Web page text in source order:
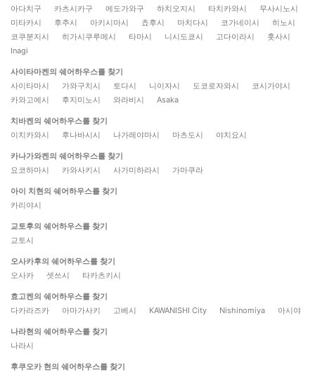
아다치구
카츠시카구 에도가와구 하치오지시 타치카와시
무사시노시
미타카시
후추시 아키시마시 쵸후시 마치다시 코가네이시
히노시
코쿠분지시
히가시쿠루메시 타마시 니시도쿄시 고다이라시
훗사시
Inagi
사이타마켄의 쉐어하우스를 찾기
사이타마시
가와구치시 토다시 니이자시 도코로자와시
코시가야시
카와고에시
후지미노시 와라비시 Asaka
치바켄의 쉐어하우스를 찾기
이치카와시
후나바시시 나가레야마시 마츠도시 야치요시
카나가와켄의 쉐어하우스를 찾기
요코하마시
카와사키시 사가미하라시 가마쿠라
아이 치현의 쉐어하우스를 찾기
카리야시
교토후의 쉐어하우스를 찾기
교토시
오사카후의 쉐어하우스를 찾기
오사카
셋쓰시 타카츠키시
효고켄의 쉐어하우스를 찾기
다카라즈카
아마가사키 고베시 KAWANISHI City Nishinomiya 아시야
나라현의 쉐어하우스를 찾기
나라시
후쿠오카 현의 쉐어하우스를 찾기